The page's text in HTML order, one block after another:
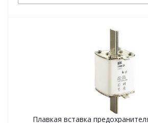
Плавкая вставка